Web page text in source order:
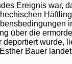
Ereignis war,
über die
deportiert wurde,
Bauer